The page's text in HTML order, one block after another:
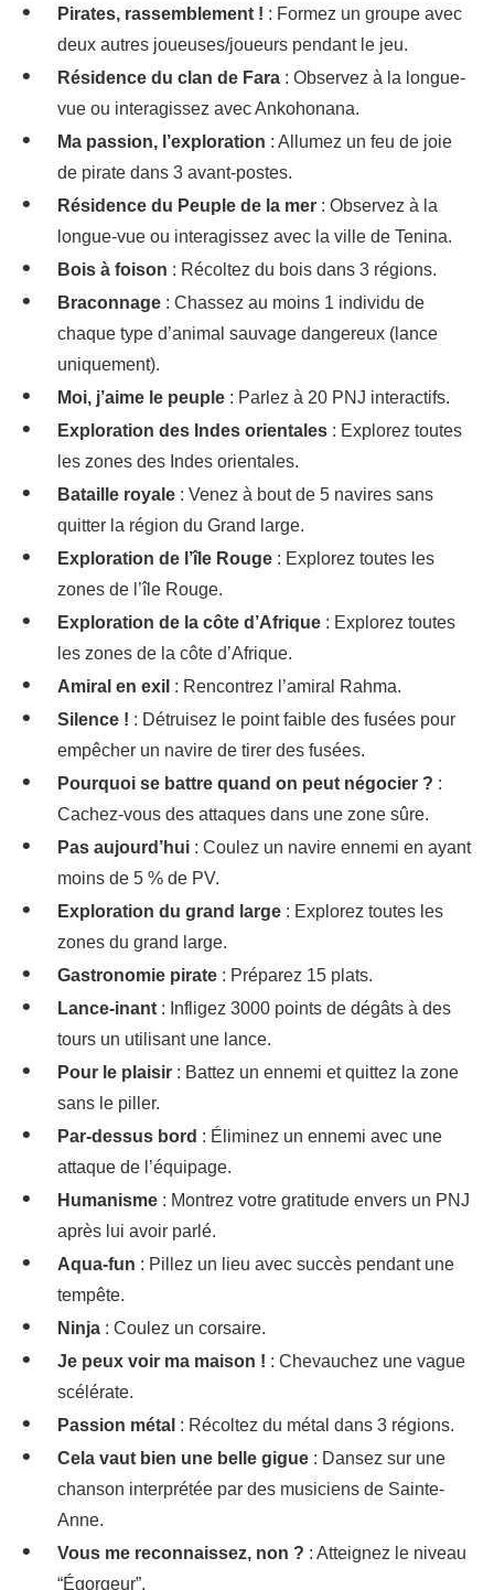
Pirates, rassemblement ! : Formez un groupe avec
deux autres joueuses/joueurs pendant le jeu.
Résidence du clan de Fara : Observez à la longue-
vue ou interagissez avec Ankohonana.
Ma passion, l’exploration : Allumez un feu de joie
de pirate dans 3 avant-postes.
Résidence du Peuple de la mer : Observez à la
longue-vue ou interagissez avec la ville de Tenina.
Bois à foison : Récoltez du bois dans 3 régions.
Braconnage : Chassez au moins 1 individu de
chaque type d’animal sauvage dangereux (lance
uniquement).
Moi, j’aime le peuple : Parlez à 20 PNJ interactifs.
Exploration des Indes orientales : Explorez toutes
les zones des Indes orientales.
Bataille royale : Venez à bout de 5 navires sans
quitter la région du Grand large.
Exploration de l’île Rouge : Explorez toutes les
zones de l’île Rouge.
Exploration de la côte d’Afrique : Explorez toutes
les zones de la côte d’Afrique.
Amiral en exil : Rencontrez l’amiral Rahma.
Silence ! : Détruisez le point faible des fusées pour
empêcher un navire de tirer des fusées.
Pourquoi se battre quand on peut négocier ? :
Cachez-vous des attaques dans une zone sûre.
Pas aujourd’hui : Coulez un navire ennemi en ayant
moins de 5 % de PV.
Exploration du grand large : Explorez toutes les
zones du grand large.
Gastronomie pirate : Préparez 15 plats.
Lance-inant : Infligez 3000 points de dégâts à des
tours un utilisant une lance.
Pour le plaisir : Battez un ennemi et quittez la zone
sans le piller.
Par-dessus bord : Éliminez un ennemi avec une
attaque de l’équipage.
Humanisme : Montrez votre gratitude envers un PNJ
après lui avoir parlé.
Aqua-fun : Pillez un lieu avec succès pendant une
tempête.
Ninja : Coulez un corsaire.
Je peux voir ma maison ! : Chevauchez une vague
scélérate.
Passion métal : Récoltez du métal dans 3 régions.
Cela vaut bien une belle gigue : Dansez sur une
chanson interprétée par des musiciens de Sainte-
Anne.
Vous me reconnaissez, non ? : Atteignez le niveau
“Égorgeur”.